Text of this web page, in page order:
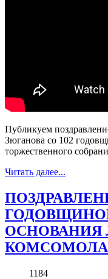
Публикуем
Зюганова со 102
торжественного
Читать далее...
ОСНОВАНИЯ
КОМСОМОЛА
1184